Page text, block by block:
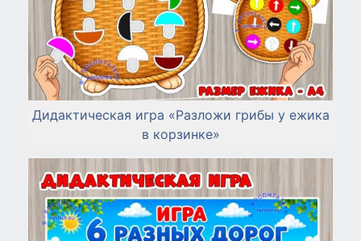
Дидактическая игра «Разложи грибы у ежика
в корзинке»